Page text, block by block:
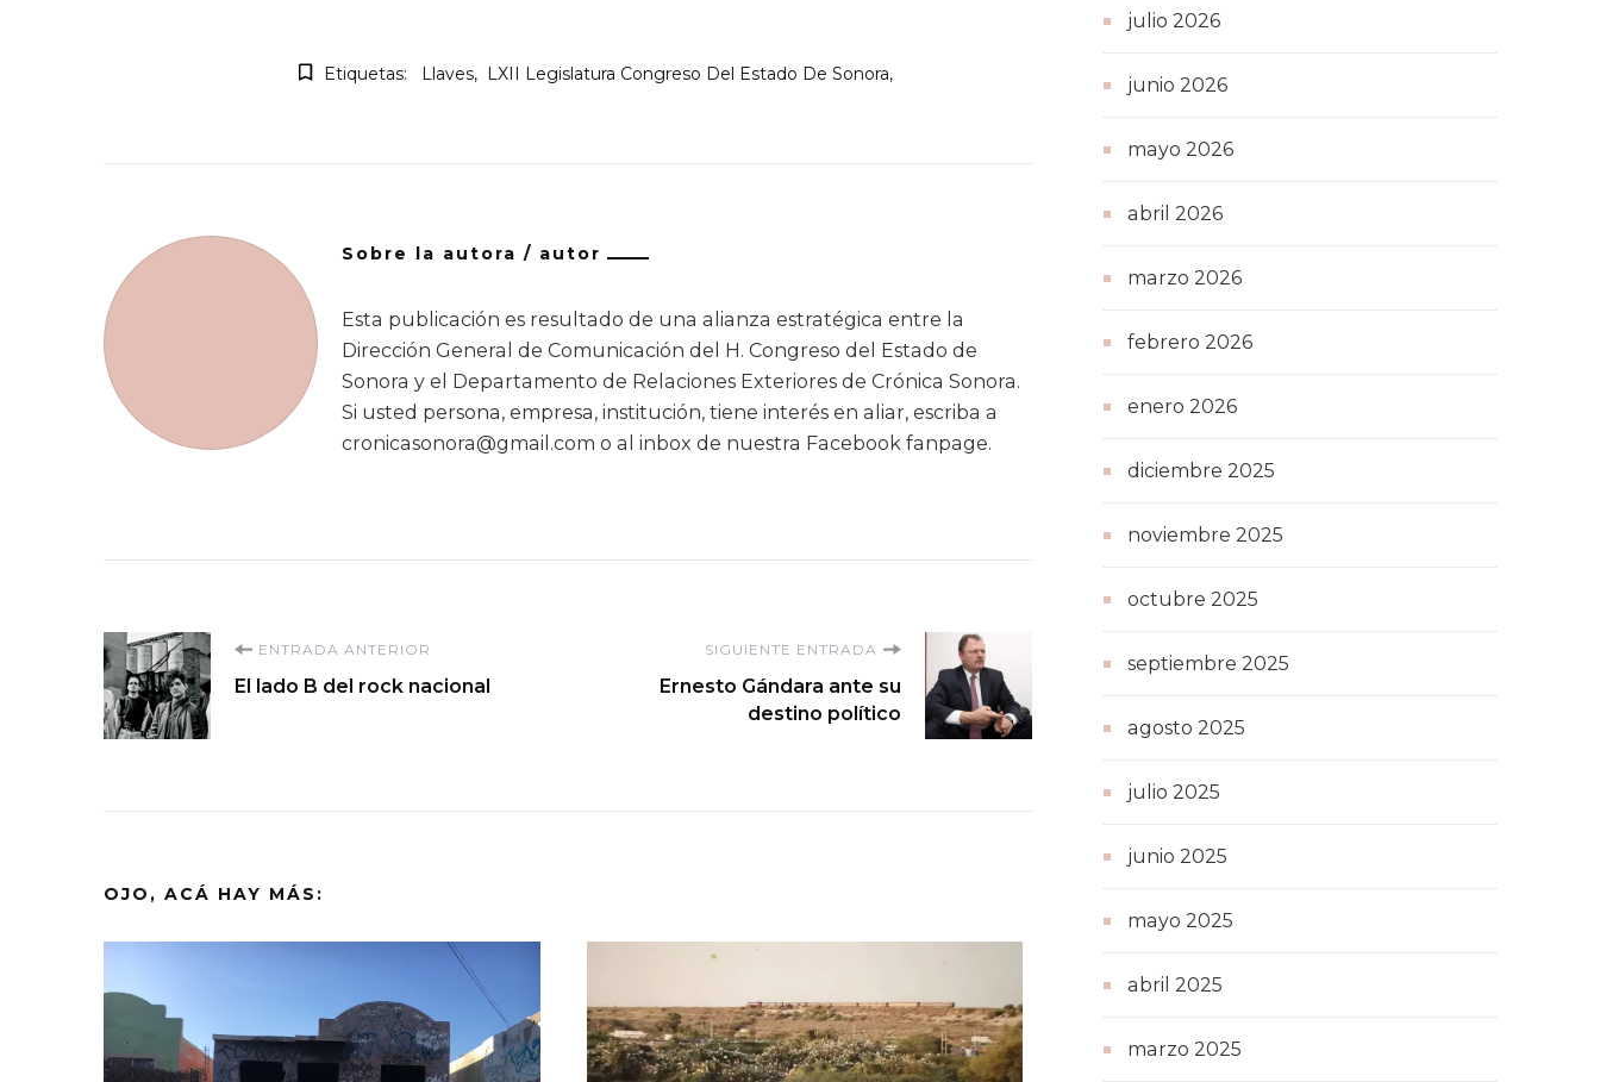
Etiquetas: Llaves LXII Legislatura Congreso Del Estado De Sonora
Sobre la autora / autor
Esta publicación es resultado de una alianza estratégica entre la
Dirección General de Comunicación del H. Congreso del Estado de
Sonora y el Departamento de Relaciones Exteriores de Crónica Sonora.
Si usted persona, empresa, institución, tiene interés en aliar, escriba a
cronicasonora@gmail.com o al inbox de nuestra Facebook fanpage.
Navegación
de
ENTRADA ANTERIOR
El lado B del rock nacional
SIGUIENTE ENTRADA
Ernesto Gándara ante su
destino político
OJO, ACÁ HAY MÁS:
julio 2026
junio 2026
mayo 2026
abril 2026
marzo 2026
febrero 2026
enero 2026
diciembre 2025
noviembre 2025
octubre 2025
septiembre 2025
agosto 2025
julio 2025
junio 2025
mayo 2025
abril 2025
marzo 2025